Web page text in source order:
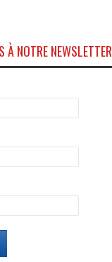
À NOTRE NEWSLETTER